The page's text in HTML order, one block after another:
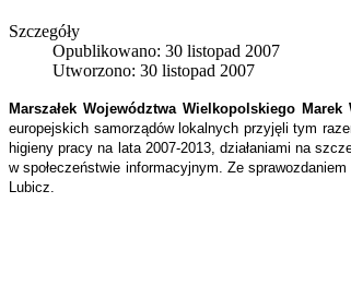
Szczegóły
Opublikowano: 30 listopad 2007
Utworzono: 30 listopad 2007
Marszałek Województwa Wielkopolskiego
europejskich samorządów lokalnych przyjęli tym
higieny pracy na lata 2007-2013, działaniami na
w społeczeństwie informacyjnym. Ze
Lubicz.